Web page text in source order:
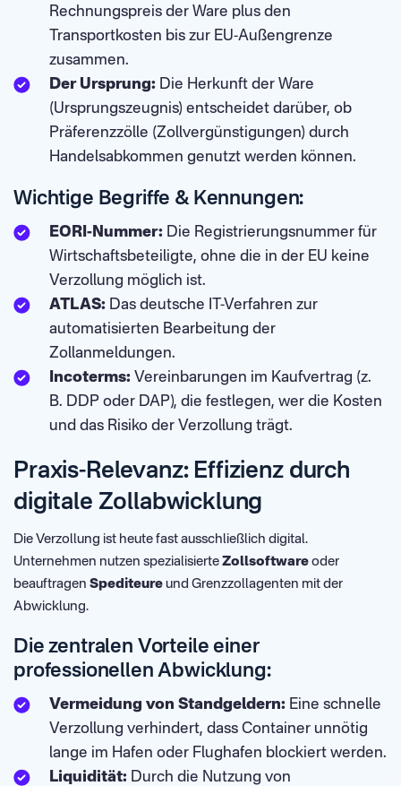
Rechnungspreis der Ware plus den
Transportkosten bis zur EU-Außengrenze
zusammen.
Der Ursprung: Die Herkunft der Ware
(Ursprungszeugnis) entscheidet darüber, ob
Präferenzzölle (Zollvergünstigungen) durch
Handelsabkommen genutzt werden können.
Wichtige Begriffe & Kennungen:
EORI-Nummer: Die Registrierungsnummer für
Wirtschaftsbeteiligte, ohne die in der EU keine
Verzollung möglich ist.
ATLAS: Das deutsche IT-Verfahren zur
automatisierten Bearbeitung der
Zollanmeldungen.
Incoterms: Vereinbarungen im Kaufvertrag (z.
B. DDP oder DAP), die festlegen, wer die Kosten
und das Risiko der Verzollung trägt.
Praxis-Relevanz: Effizienz durch
digitale Zollabwicklung
Die Verzollung ist heute fast ausschließlich digital.
Unternehmen nutzen spezialisierte Zollsoftware oder
beauftragen Spediteure und Grenzzollagenten mit der
Abwicklung.
Die zentralen Vorteile einer
professionellen Abwicklung:
Vermeidung von Standgeldern: Eine schnelle
Verzollung verhindert, dass Container unnötig
lange im Hafen oder Flughafen blockiert werden.
Liquidität: Durch die Nutzung von